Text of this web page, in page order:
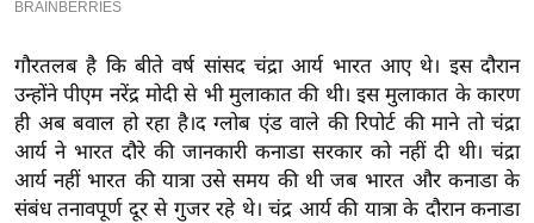
-
प
र
मि
सा
ल
गौरतलब है कि बीते वर्ष सांसद चंद्रा आर्य भारत आए थे। इस दौरान
उन्होंने पीएम नरेंद्र मोदी से भी मुलाकात की थी। इस मुलाकात के कारण
ही अब बवाल हो रहा है।द ग्लोब एंड वाले की रिपोर्ट की माने तो चंद्रा
आर्य ने भारत दौरे की जानकारी कनाडा सरकार को नहीं दी थी। चंद्रा
आर्य नहीं भारत की यात्रा उसे समय की थी जब भारत और कनाडा के
संबंध तनावपूर्ण दूर से गुजर रहे थे। चंद्र आर्य की यात्रा के दौरान कनाडा